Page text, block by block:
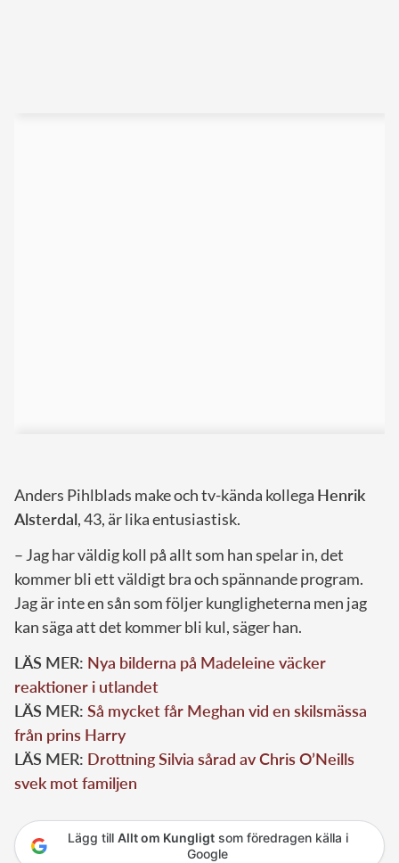
Anders Pihlblads make och tv-kända kollega Henrik
Alsterdal, 43, är lika entusiastisk.
– Jag har väldig koll på allt som han spelar in, det
kommer bli ett väldigt bra och spännande program.
Jag är inte en sån som följer kungligheterna men jag
kan säga att det kommer bli kul, säger han.
LÄS MER: Nya bilderna på Madeleine väcker
reaktioner i utlandet
LÄS MER: Så mycket får Meghan vid en skilsmässa
från prins Harry
LÄS MER: Drottning Silvia sårad av Chris O’Neills
svek mot familjen
Lägg till Allt om Kungligtsom föredragen källa i
Google